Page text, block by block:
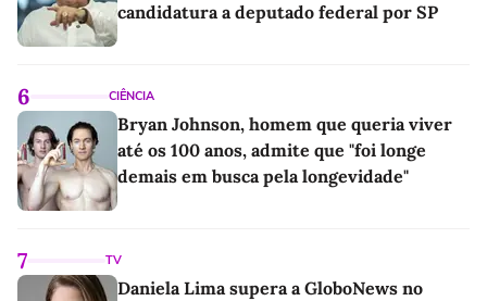
candidatura a deputado federal por SP
6 CIÊNCIA
Bryan Johnson, homem que queria viver
até os 100 anos, admite que "foi longe
demais em busca pela longevidade"
7 TV
Daniela Lima supera a GloboNews no